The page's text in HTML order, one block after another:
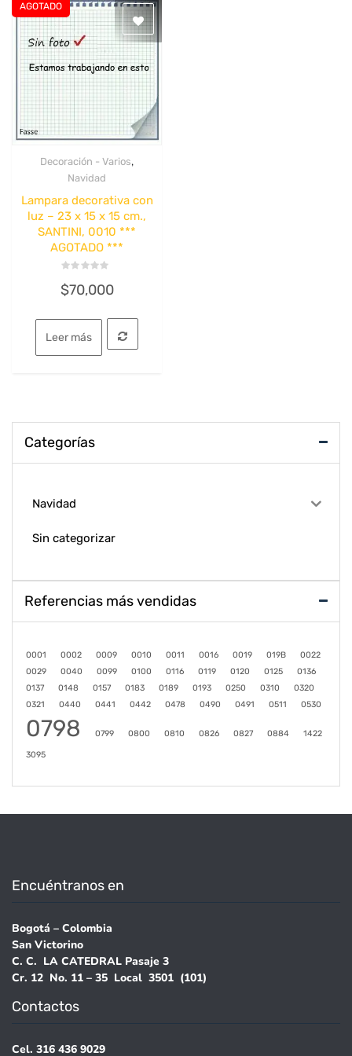
AGOTADO
Quick View
Decoración - Varios,
Navidad
Lampara decorativa con
luz – 23 x 15 x 15 cm.,
SANTINI, 0010 ***
AGOTADO ***
con
0
5
$70,000
Leer más
Categorías
Navidad
Sin categorizar
Referencias más vendidas
0001 0002 0009 0010 0011 0016 0019 019B
0022
0029
0040 0099 0100 0116 0119 0120 0125
0136
0137
0148 0157 0183 0189 0193 0250 0310
0320
0321
0440 0441 0442 0478 0490 0491 0511 0530
0798 0799 0800 0810 0826 0827 0884 1422
3095
Encuéntranos en
Bogotá – Colombia
San Victorino
C. C. LA CATEDRAL Pasaje 3
Cr. 12 No. 11 – 35 Local 3501 (101)
Contactos
Cel. 316 436 9029